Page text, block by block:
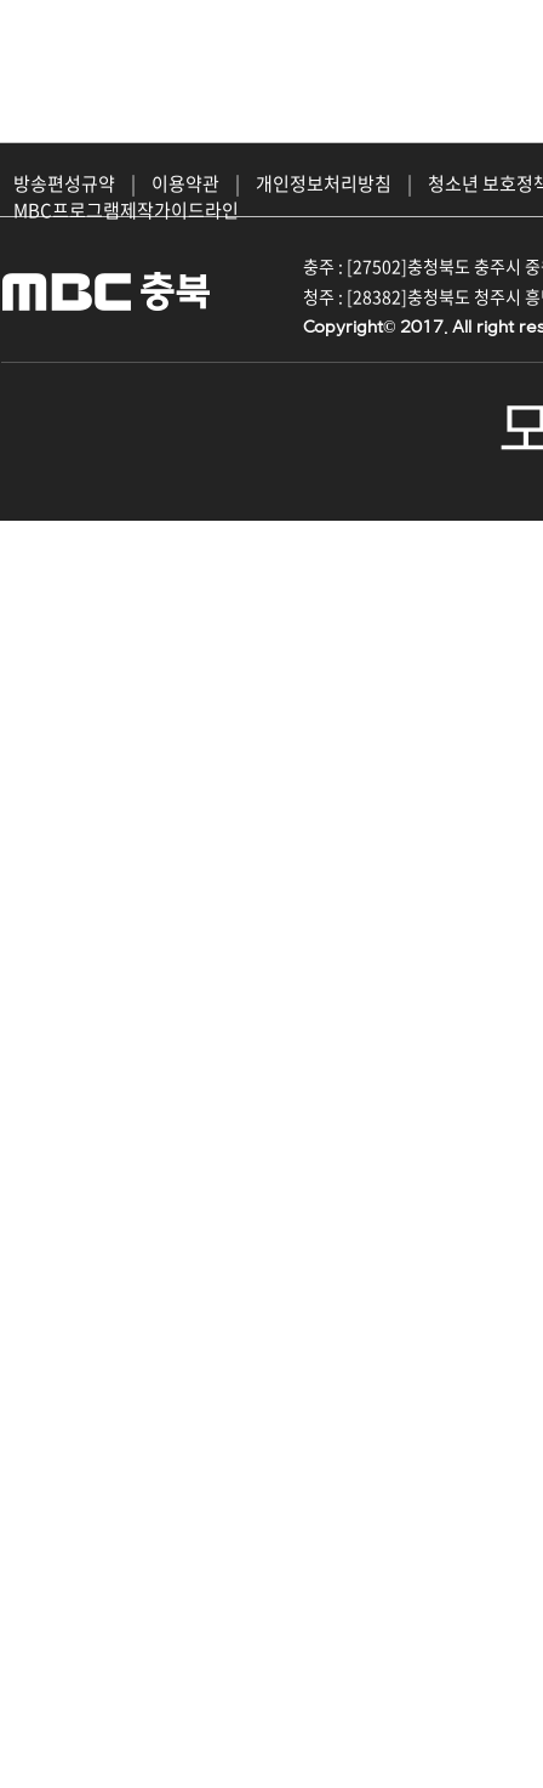
방송편성규약 | 이용약관 | 개인정보처리방침 |
청소년 보호정
MBC프로그램제작가이드라인
충주 : [27502]충청북도 충주시
청주 : [28382]충청북도 청주시
Copyright© 2017. All right